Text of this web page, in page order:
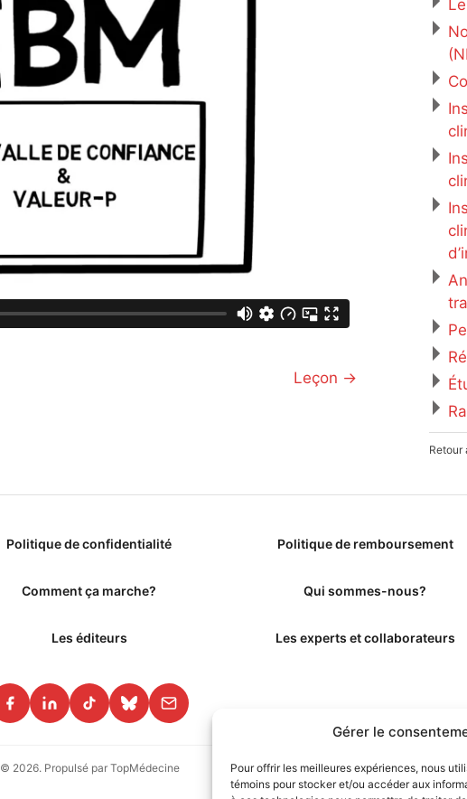
Gérer le
Pour offrir les meilleures expériences, nous
témoins pour stocker et/ou accéder aux
Leçon →
Retour
Politique de confidentialité Politique de remboursement
Comment ça marche? Qui sommes-nous?
Les éditeurs Les experts et collaborateurs
© 2026. Propulsé par TopMédecine